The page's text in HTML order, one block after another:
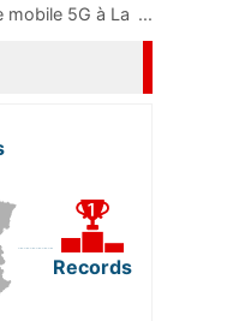
mobile 5G à La ...
Records